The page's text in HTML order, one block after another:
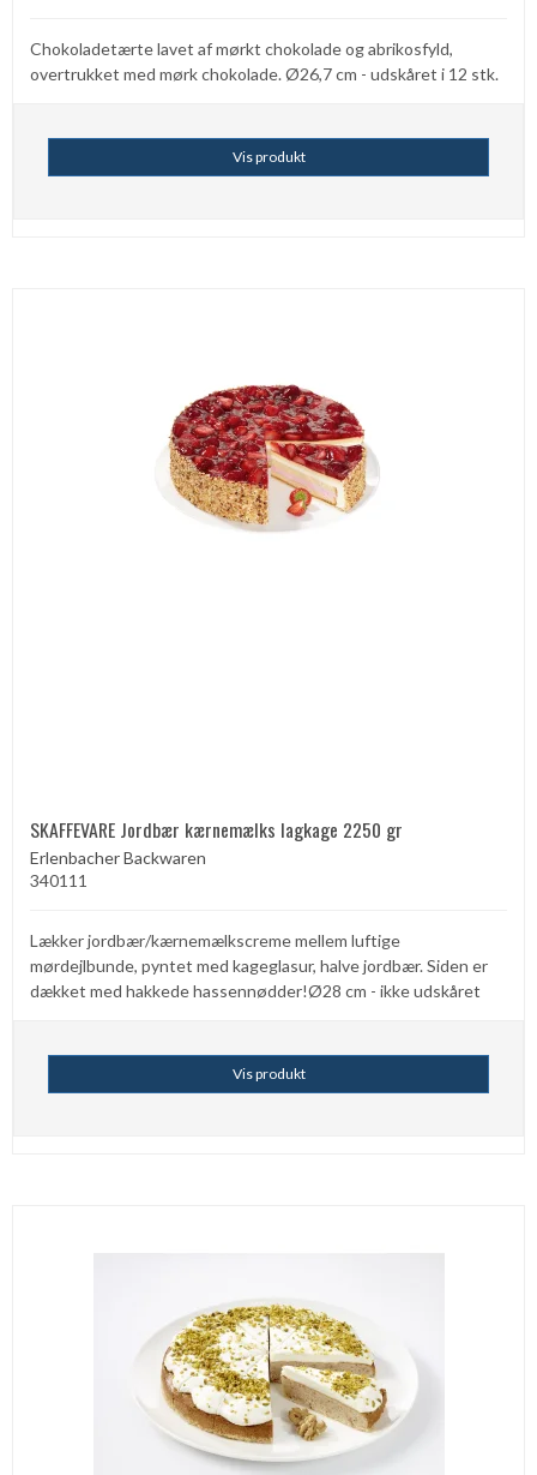
Chokoladetærte lavet af mørkt chokolade og abrikosfyld,
overtrukket med mørk chokolade. Ø26,7 cm - udskåret i 12 stk.
Vis produkt
SKAFFEVARE Jordbær kærnemælks lagkage 2250 gr
Erlenbacher Backwaren
340111
Lækker jordbær/kærnemælkscreme mellem luftige
mørdejlbunde, pyntet med kageglasur, halve jordbær. Siden er
dækket med hakkede hassennødder!Ø28 cm - ikke udskåret
Vis produkt